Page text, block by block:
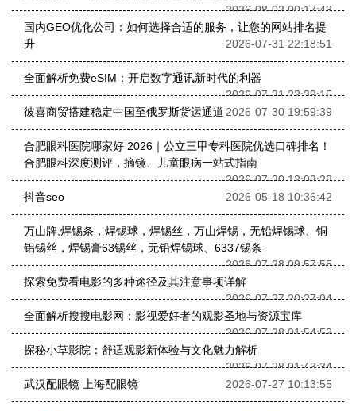
2026-08-02 00:17:43
国内GEO优化公司：如何选择合适的服务，让您的网站排名提
升
2026-07-31 22:18:51
全面解析免费eSIM：开启数字通讯新时代的利器
2026-07-31 22:39:15
彼喜商贸搭建稳定中国至俄罗斯货运通道 2026-07-30 19:59:39
合肥眼科医院哪家好 2026｜公立三甲专科医院优选口碑排名！
合肥眼科深度测评，摘镜、儿童眼病一站式指南
2026-07-30 12:03:28
抖音seo
2026-05-18 10:36:42
万山牌,焊锡条，焊锡球，焊锡丝，万山焊锡，无铅焊锡球、铜
铝锡丝，焊锡膏63锡丝，无铅焊锡球、6337锡条
2026-07-28 09:57:55
探索免费看电影的多种途径及其注意事项详解
2026-07-27 20:27:04
全面解析搜搜电影网：影视爱好者的观影圣地与资源宝库
2026-07-28 01:54:52
探秘小草影院：舒适观影新体验与文化魅力解析
2026-07-28 01:43:34
武汉配眼镜 上海配眼镜
2026-07-27 10:13:55